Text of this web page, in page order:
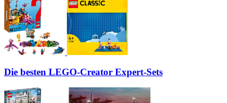
Die besten LEGO-Creator Expert-Sets